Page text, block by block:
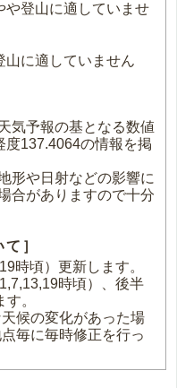
や登山に適していませ
山に適していません
気予報の基となる数値
度137.4064の情報を掲
形や日射などの影響に
合がありますので十分
］
時頃）更新します。
時頃）、後半
。
候の変化があった場
毎に毎時修正を行っ